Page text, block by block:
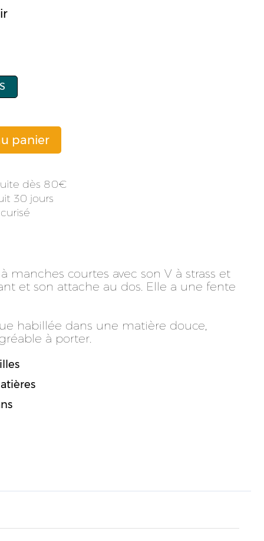
S
panier
dès 80
30 jours
manches courtes avec son V à strass et
et son attache au dos. Elle a une fente
habillée dans une matière douce,
à porter.